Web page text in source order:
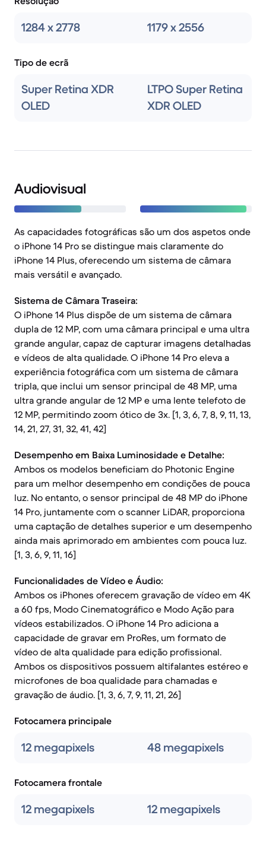
1284 x 2778 1179 x 2556
Tipo de ecrã
Super Retina XDR
OLED
LTPO Super Retina
XDR OLED
Audiovisual
As capacidades fotográficas são um dos aspetos onde
o iPhone 14 Pro se distingue mais claramente do
iPhone 14 Plus, oferecendo um sistema de câmara
mais versátil e avançado.
Sistema de Câmara Traseira:
O iPhone 14 Plus dispõe de um sistema de câmara
dupla de 12 MP, com uma câmara principal e uma ultra
grande angular, capaz de capturar imagens detalhadas
e vídeos de alta qualidade. O iPhone 14 Pro eleva a
experiência fotográfica com um sistema de câmara
tripla, que inclui um sensor principal de 48 MP, uma
ultra grande angular de 12 MP e uma lente telefoto de
12 MP, permitindo zoom ótico de 3x. [1, 3, 6, 7, 8, 9, 11, 13,
14, 21, 27, 31, 32, 41, 42]
Desempenho em Baixa Luminosidade e Detalhe:
Ambos os modelos beneficiam do Photonic Engine
para um melhor desempenho em condições de pouca
luz. No entanto, o sensor principal de 48 MP do iPhone
14 Pro, juntamente com o scanner LiDAR, proporciona
uma captação de detalhes superior e um desempenho
ainda mais aprimorado em ambientes com pouca luz.
[1, 3, 6, 9, 11, 16]
Funcionalidades de Vídeo e Áudio:
Ambos os iPhones oferecem gravação de vídeo em 4K
a 60 fps, Modo Cinematográfico e Modo Ação para
vídeos estabilizados. O iPhone 14 Pro adiciona a
capacidade de gravar em ProRes, um formato de
vídeo de alta qualidade para edição profissional.
Ambos os dispositivos possuem altifalantes estéreo e
microfones de boa qualidade para chamadas e
gravação de áudio. [1, 3, 6, 7, 9, 11, 21, 26]
Fotocamera principale
12 megapixels 48 megapixels
Fotocamera frontale
12 megapixels 12 megapixels